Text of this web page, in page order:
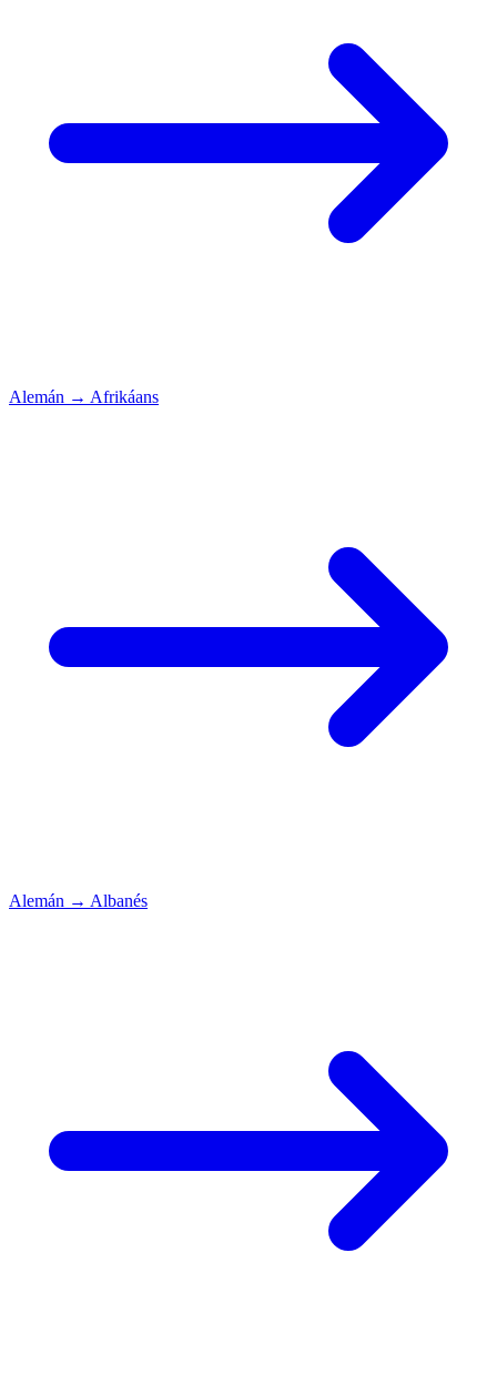
Alemán → Afrikáans
Alemán → Albanés